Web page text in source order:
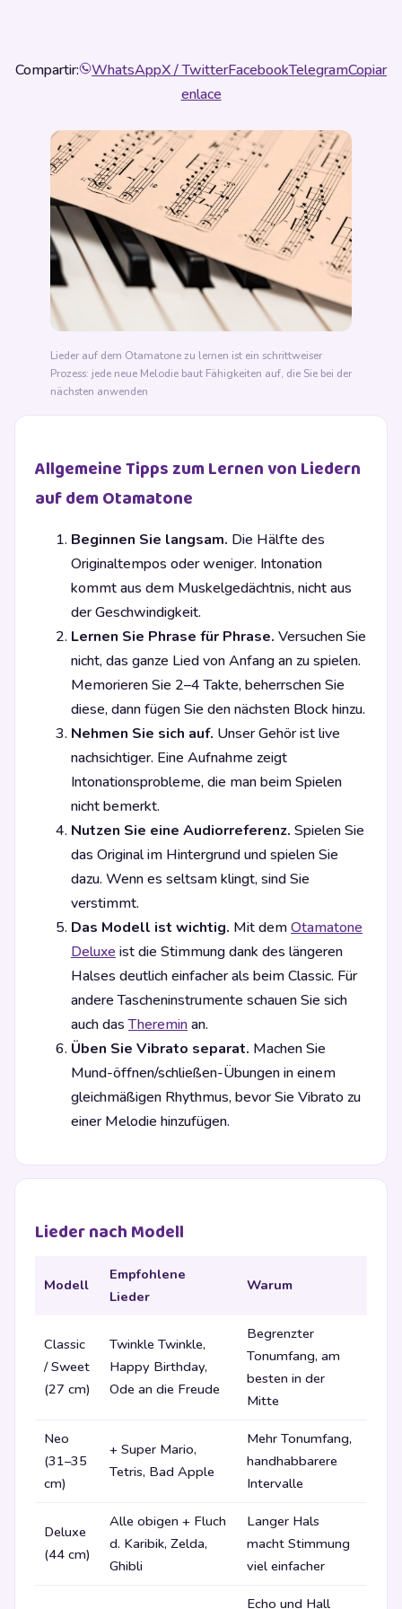
Compartir: WhatsAppX / TwitterFacebookTelegramCopiar
enlace
Lieder auf dem Otamatone zu lernen ist ein schrittweiser
Prozess: jede neue Melodie baut Fähigkeiten auf, die Sie bei der
nächsten anwenden
Allgemeine Tipps zum Lernen von Liedern
auf dem Otamatone
Beginnen Sie langsam. Die Hälfte des
Originaltempos oder weniger. Intonation
kommt aus dem Muskelgedächtnis, nicht aus
der Geschwindigkeit.
Lernen Sie Phrase für Phrase. Versuchen Sie
nicht, das ganze Lied von Anfang an zu spielen.
Memorieren Sie 2–4 Takte, beherrschen Sie
diese, dann fügen Sie den nächsten Block hinzu.
Nehmen Sie sich auf. Unser Gehör ist live
nachsichtiger. Eine Aufnahme zeigt
Intonationsprobleme, die man beim Spielen
nicht bemerkt.
Nutzen Sie eine Audiorreferenz. Spielen Sie
das Original im Hintergrund und spielen Sie
dazu. Wenn es seltsam klingt, sind Sie
verstimmt.
Das Modell ist wichtig. Mit demOtamatone
Deluxe ist die Stimmung dank des längeren
Halses deutlich einfacher als beim Classic. Für
andere Tascheninstrumente schauen Sie sich
auch dasThereminan.
Üben Sie Vibrato separat. Machen Sie
Mund-öffnen/schließen-Übungen in einem
gleichmäßigen Rhythmus, bevor Sie Vibrato zu
einer Melodie hinzufügen.
Lieder nach Modell
Modell
Empfohlene
Lieder
Warum
Classic
/ Sweet
(27 cm)
Twinkle Twinkle,
Happy Birthday,
Ode an die Freude
Begrenzter
Tonumfang, am
besten in der
Mitte
Neo
(31–35
cm)
+ Super Mario,
Tetris, Bad Apple
Mehr Tonumfang,
handhabbarere
Intervalle
Deluxe
(44 cm)
Alle obigen + Fluch
d. Karibik, Zelda,
Ghibli
Langer Hals
macht Stimmung
viel einfacher
Echo und Hall